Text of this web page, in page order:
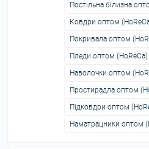
Постільна білизна
Ковдри оптом
Покривала оптом
Пледи оптом (HoReCa)
Наволочки оптом
Простирадла оптом
Підковдри оптом
Наматрацники оптом